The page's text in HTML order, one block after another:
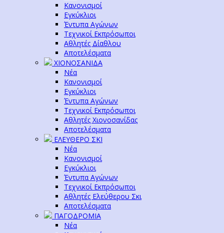
Κανονισμοί
Εγκύκλιοι
Έντυπα Αγώνων
Τεχνικοί Εκπρόσωποι
Αθλητές Δίαθλου
Αποτελέσματα
ΧΙΟΝΟΣΑΝΙΔΑ
Νέα
Κανονισμοί
Εγκύκλιοι
Έντυπα Αγώνων
Τεχνικοί Εκπρόσωποι
Αθλητές Χιονοσανίδας
Αποτελέσματα
ΕΛΕΥΘΕΡΟ ΣΚΙ
Νέα
Κανονισμοί
Εγκύκλιοι
Έντυπα Αγώνων
Τεχνικοί Εκπρόσωποι
Αθλητές Ελεύθερου Σκι
Αποτελέσματα
ΠΑΓΟΔΡΟΜΙΑ
Νέα